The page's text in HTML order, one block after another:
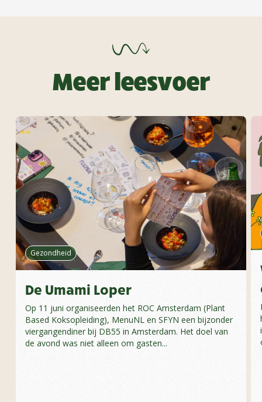
Meer leesvoer
Gezondheid
De Umami Loper
Op 11 juni organiseerden het ROC Amsterdam (Plant
Based Koksopleiding), MenuNL en SFYN een bijzonder
viergangendiner bij DB55 in Amsterdam. Het doel van
de avond was niet alleen om gasten...